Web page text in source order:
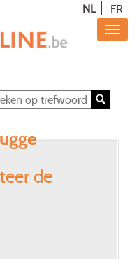
NL FR
de